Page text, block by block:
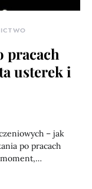
pracach
usterek i
– jak
po pracach